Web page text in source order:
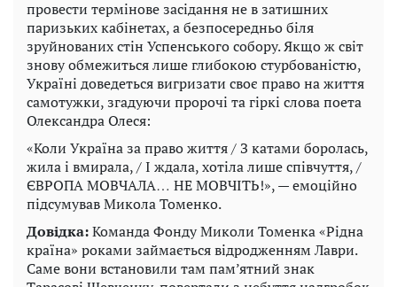
провести термінове засідання не в затишних
паризьких кабінетах, а безпосередньо біля
зруйнованих стін Успенського собору. Якщо ж світ
знову обмежиться лише глибокою стурбованістю,
Україні доведеться вигризати своє право на життя
самотужки, згадуючи пророчі та гіркі слова поета
Олександра Олеся:
«Коли Україна за право життя / З катами боролась,
жила і вмирала, / І ждала, хотіла лише співчуття, /
ЄВРОПА МОВЧАЛА… НЕ МОВЧІТЬ!», — емоційно
підсумував Микола Томенко.
Довідка:Команда Фонду Миколи Томенка «Рідна
країна» роками займається відродженням Лаври.
Саме вони встановили там пам’ятний знак